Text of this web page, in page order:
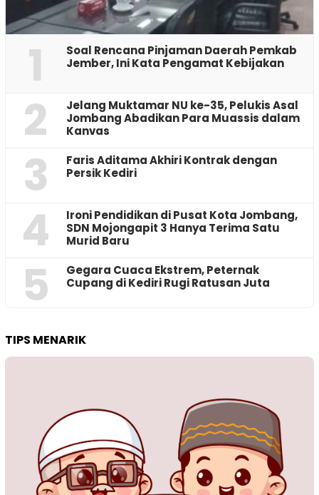
1
‎Soal Rencana Pinjaman Daerah Pemkab
Jember, Ini Kata Pengamat Kebijakan ‎
2
Jelang Muktamar NU ke-35, Pelukis Asal
Jombang Abadikan Para Muassis dalam
Kanvas
3
Faris Aditama Akhiri Kontrak dengan
Persik Kediri
4
Ironi Pendidikan di Pusat Kota Jombang,
SDN Mojongapit 3 Hanya Terima Satu
Murid Baru
5
‎Gegara Cuaca Ekstrem, Peternak
Cupang di Kediri Rugi Ratusan Juta
TIPS MENARIK